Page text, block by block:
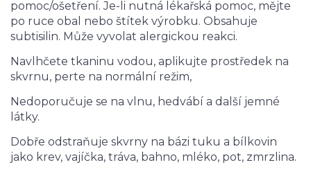
pomoc/ošetření. Je-li nutná lékařská pomoc, mějte
po ruce obal nebo štítek výrobku. Obsahuje
subtisilin. Může vyvolat alergickou reakci.
Navlhčete tkaninu vodou, aplikujte prostředek na
skvrnu, perte na normální režim,
Nedoporučuje se na vlnu, hedvábí a další jemné
látky.
Dobře odstraňuje skvrny na bázi tuku a bílkovin
jako krev, vajíčka, tráva, bahno, mléko, pot, zmrzlina.